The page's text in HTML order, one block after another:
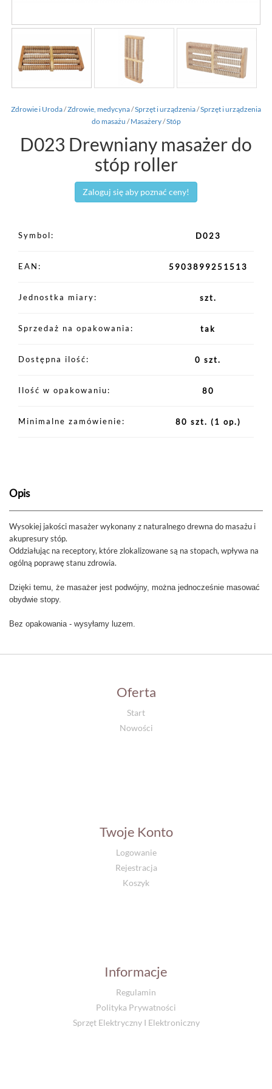
Zdrowie i Uroda/Zdrowie, medycyna/Sprzęt i urządzenia/Sprzęt i urządzenia
do masażu /Masażery/Stóp
D023 Drewniany masażer do
stóp roller
Zaloguj się aby poznać ceny!
Symbol D023
EAN 5903899251513
Jednostka miary szt.
Sprzedaż na opakowania tak
Dostępna ilość 0 szt.
Ilość w opakowaniu 80
Minimalne zamówienie 80 szt. (1 op.)
Opis
Wysokiej jakości masażer wykonany z naturalnego drewna do masażu i
akupresury stóp.
Oddziałując na receptory, które zlokalizowane są na stopach, wpływa na
ogólną poprawę stanu zdrowia.
Dzięki temu, że masażer jest podwójny, można jednocześnie masować
obydwie stopy.
Bez opakowania - wysyłamy luzem.
Oferta
Start
Nowości
Twoje Konto
Logowanie
Rejestracja
Koszyk
Informacje
Regulamin
Polityka Prywatności
Sprzęt Elektryczny I Elektroniczny